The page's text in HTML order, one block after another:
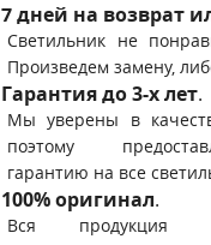
7 дней на возврат
Светильник не
Произведем замену,
Гарантия до 3-х лет.
Мы уверены в
поэтому
гарантию на все
100% оригинал.
Вся продукция